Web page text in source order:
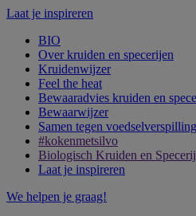
Laat je inspireren
BIO
Over kruiden en specerijen
Kruidenwijzer
Feel the heat
Bewaaradvies kruiden en
Bewaarwijzer
Samen tegen voedselverspilling
#kokenmetsilvo
Biologisch Kruiden en
Laat je inspireren
We helpen je graag!